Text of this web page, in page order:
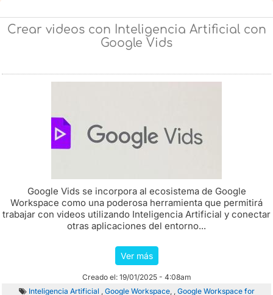
Crear videos con Inteligencia Artificial con
Google Vids
Google Vids se incorpora al ecosistema de Google
Workspace como una poderosa herramienta que permitirá
trabajar con videos utilizando Inteligencia Artificial y conectar
otras aplicaciones del entorno...
Ver más
Creado el: 19/01/2025 - 4:08am
Inteligencia Artificial , Google Workspace, , Google Workspace for